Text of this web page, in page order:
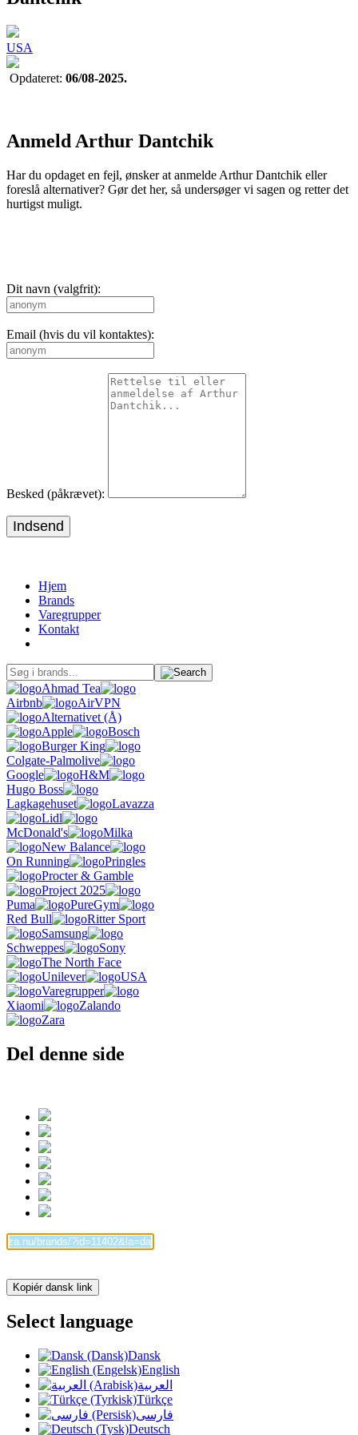
USA
Opdateret: 06/08-2025.
Anmeld Arthur Dantchik
Har du opdaget en fejl, ønsker at anmelde Arthur Dantchik eller
foreslå alternativer? Gør det her, så undersøger vi sagen og retter det
hurtigst muligt.
Dit navn (valgfrit):
Email (hvis du vil kontaktes):
Besked (påkrævet):
Indsend
Hjem
Brands
Varegrupper
Kontakt
Ahmad Tea
Airbnb
AirVPN
Alternativet (Å)
Apple
Bosch
Burger King
Colgate-Palmolive
Google
H&M
Hugo Boss
Lagkagehuset
Lavazza
Lidl
McDonald's
Milka
New Balance
On Running
Pringles
Procter & Gamble
Project 2025
Puma
PureGym
Red Bull
Ritter Sport
Samsung
Schweppes
Sony
The North Face
Unilever
USA
Varegrupper
Xiaomi
Zalando
Zara
Del denne side
Kopiér dansk link
Select language
Dansk
English
العربية
Türkçe
فارسی
Deutsch